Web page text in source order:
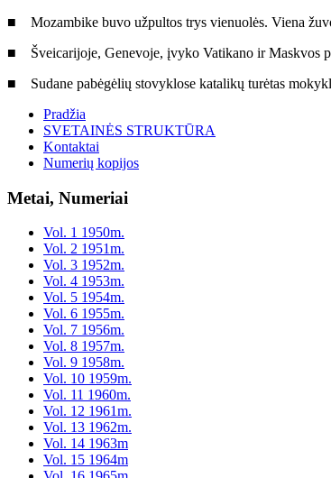
■ Mozambike buvo užpultos trys vienuolės. Viena
■ Šveicarijoje, Genevoje, įvyko Vatikano ir Maskvos
■ Sudane pabėgėlių stovyklose katalikų turėtas
Pradžia
SVETAINĖS STRUKTŪRA
Kontaktai
Numerių kopijos
Metai, Numeriai
Vol. 1 1950m.
Vol. 2 1951m.
Vol. 3 1952m.
Vol. 4 1953m.
Vol. 5 1954m.
Vol. 6 1955m.
Vol. 7 1956m.
Vol. 8 1957m.
Vol. 9 1958m.
Vol. 10 1959m.
Vol. 11 1960m.
Vol. 12 1961m.
Vol. 13 1962m.
Vol. 14 1963m
Vol. 15 1964m